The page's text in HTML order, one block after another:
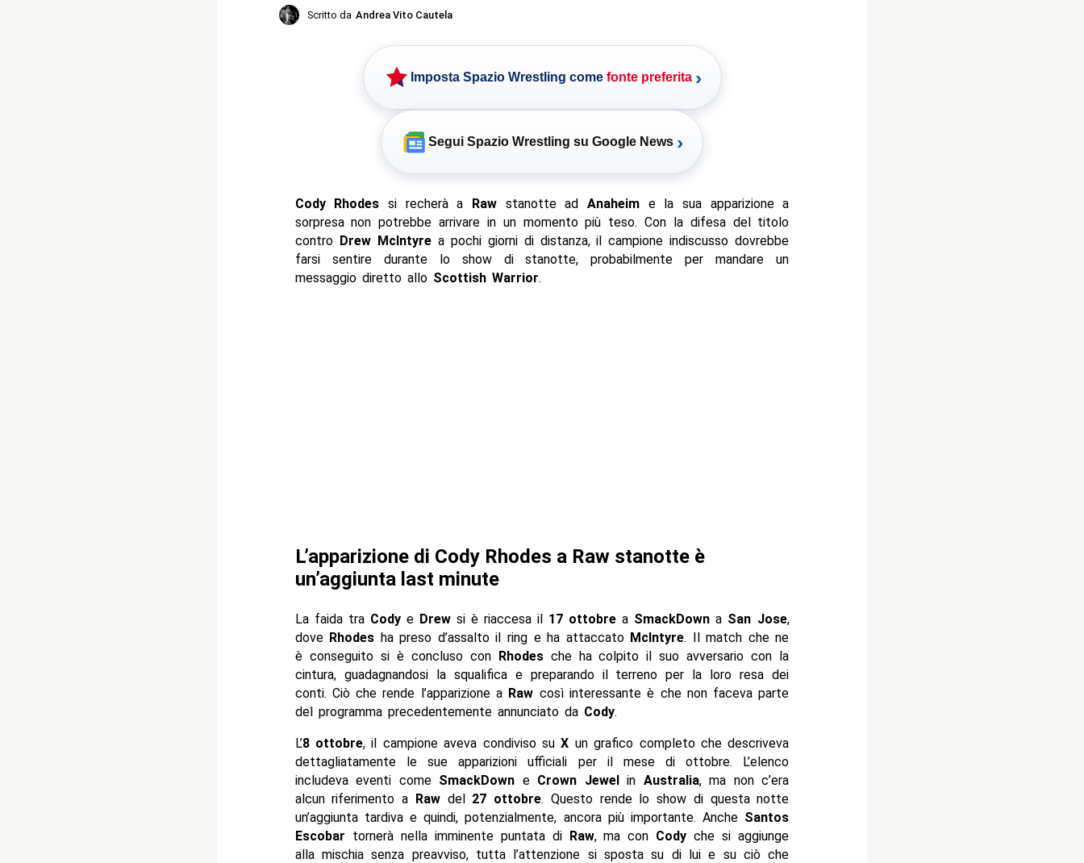
Scritto da Andrea Vito Cautela
Imposta Spazio Wrestling come fonte preferita ›
Segui Spazio Wrestling su Google News ›
Cody Rhodes si recherà a Rawstanotte adAnaheim e la sua apparizione a
sorpresa non potrebbe arrivare in un momento più teso. Con la difesa del titolo
contro Drew McIntyrea pochi giorni di distanza, il campione indiscusso dovrebbe
farsi sentire durante lo show di stanotte, probabilmente per mandare un
messaggio diretto allo Scottish Warrior.
L’apparizione di Cody Rhodes a Raw stanotte è
un’aggiunta last minute
La faida tra Codye Drewsi è riaccesa il 17 ottobre a SmackDown a San Jose,
dove Rhodes ha preso d’assalto il ring e ha attaccato McIntyre. Il match che ne
è conseguito si è concluso con Rhodesche ha colpito il suo avversario con la
cintura, guadagnandosi la squalifica e preparando il terreno per la loro resa dei
conti. Ciò che rende l’apparizione a Raw così interessante è che non faceva parte
del programma precedentemente annunciato da Cody.
L’8 ottobre, il campione aveva condiviso suX un grafico completo che descriveva
dettagliatamente le sue apparizioni ufficiali per il mese di ottobre. L’elenco
includeva eventi come SmackDown e Crown Jewelin Australia, ma non c’era
alcun riferimento a Rawdel 27 ottobre. Questo rende lo show di questa notte
un’aggiunta tardiva e quindi, potenzialmente, ancora più importante. Anche Santos
Escobar tornerà nella imminente puntata di Raw, ma con Cody che si aggiunge
alla mischia senza preavviso, tutta l’attenzione si sposta su di lui e su ciò che